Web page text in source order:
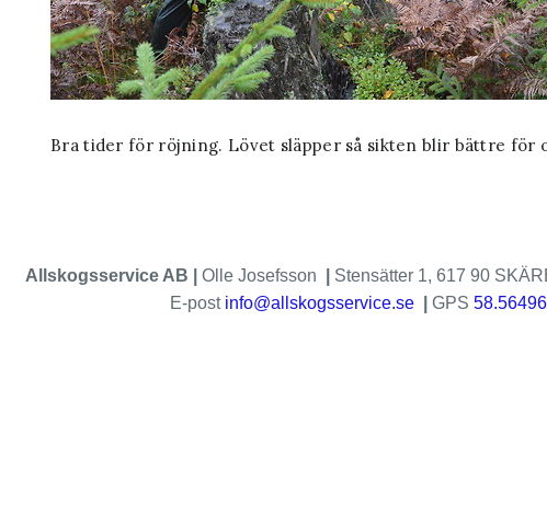
Bra tider för röjning. Lövet släpper så sikten blir bättre för
Allskogsservice AB | Olle Josefsson Stensätter 1, 617 90
E-post info@allskogsservice.se GPS